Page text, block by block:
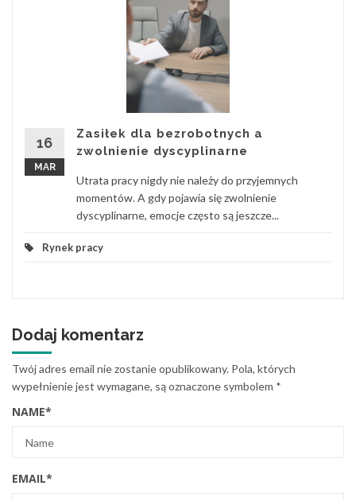
16
MAR
Zasiłek dla bezrobotnych a
zwolnienie dyscyplinarne
Utrata pracy nigdy nie należy do przyjemnych
momentów. A gdy pojawia się zwolnienie
dyscyplinarne, emocje często są jeszcze...
Rynek pracy
Dodaj komentarz
Twój adres email nie zostanie opublikowany. Pola, których
wypełnienie jest wymagane, są oznaczone symbolem *
NAME*
EMAIL*